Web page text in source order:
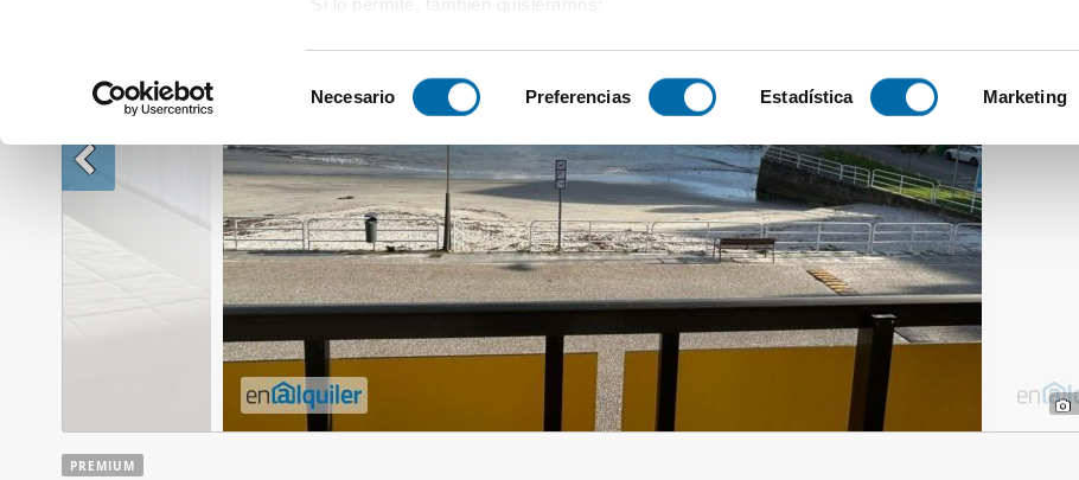
Si lo permite, también quisiéramos:
Identificar su dispositivo analizándolo activamente para buscar características
Obtenga más información sobre cómo se procesan sus datos personales y establezca sus
preferencias en lasección de datos. Puede cambiar o retirar su consentimiento en cualquier
en la Declaración de cookies.
Las cookies de este sitio web se usan para personalizar el contenido y los anuncios, ofrecer
de redes sociales y analizar el tráfico. Además, compartimos información sobre el uso que
sitio web con nuestros partners de redes sociales, publicidad y análisis web, quienes pueden
combinarla con otra información que les haya proporcionado o que hayan recopilado a partir
que haya hecho de sus servicios.
e
e
c
c
i
ó
n
c
Necesario Preferencias Estadística Marketing
PREMIUM